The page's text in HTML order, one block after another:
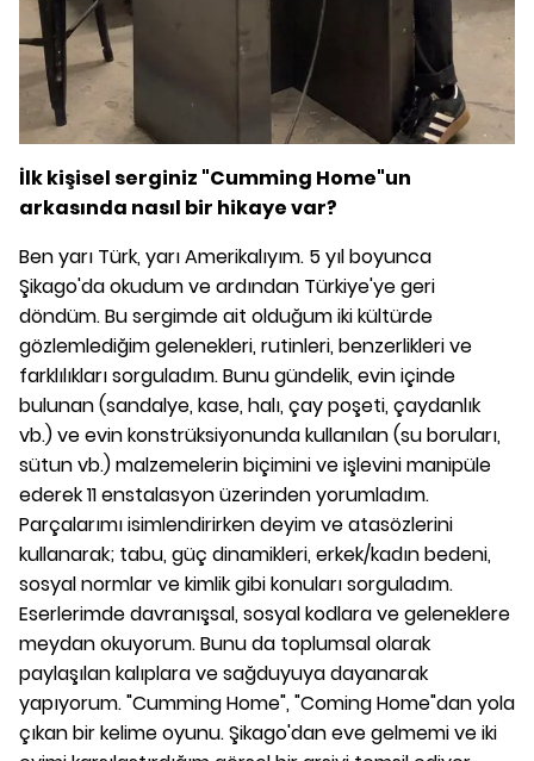
İlk kişisel serginiz "Cumming Home"un
arkasında nasıl bir hikaye var?
Ben yarı Türk, yarı Amerikalıyım. 5 yıl boyunca
Şikago'da okudum ve ardından Türkiye'ye geri
döndüm. Bu sergimde ait olduğum iki kültürde
gözlemlediğim gelenekleri, rutinleri, benzerlikleri ve
farklılıkları sorguladım. Bunu gündelik, evin içinde
bulunan (sandalye, kase, halı, çay poşeti, çaydanlık
vb.) ve evin konstrüksiyonunda kullanılan (su boruları,
sütun vb.) malzemelerin biçimini ve işlevini manipüle
ederek 11 enstalasyon üzerinden yorumladım.
Parçalarımı isimlendirirken deyim ve atasözlerini
kullanarak; tabu, güç dinamikleri, erkek/kadın bedeni,
sosyal normlar ve kimlik gibi konuları sorguladım.
Eserlerimde davranışsal, sosyal kodlara ve geleneklere
meydan okuyorum. Bunu da toplumsal olarak
paylaşılan kalıplara ve sağduyuya dayanarak
yapıyorum. "Cumming Home", "Coming Home"dan yola
çıkan bir kelime oyunu. Şikago'dan eve gelmemi ve iki